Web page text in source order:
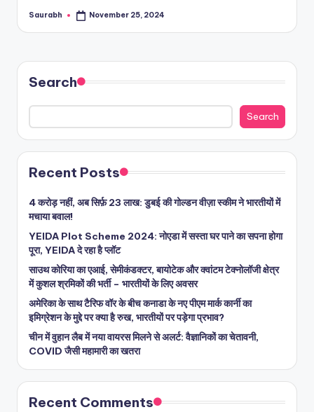
Posted
Saurabh November 25, 2024
Search
Search
Recent Posts
4 करोड़ नहीं, अब सिर्फ़ 23 लाख: डुबई की गोल्डन वीज़ा स्कीम ने भारतीयों में
मचाया बवाल!
YEIDA Plot Scheme 2024: नोएडा में सस्ता घर पाने का सपना होगा
पूरा, YEIDA दे रहा है प्लॉट
साउथ कोरिया का एआई, सेमीकंडक्टर, बायोटेक और क्वांटम टेक्नोलॉजी क्षेत्र
में कुशल श्रमिकों की भर्ती – भारतीयों के लिए अवसर
अमेरिका के साथ टैरिफ वॉर के बीच कनाडा के नए पीएम मार्क कार्नी का
इमिग्रेशन के मुद्दे पर क्या है रुख, भारतीयों पर पड़ेगा प्रभाव?
चीन में वुहान लैब में नया वायरस मिलने से अलर्ट: वैज्ञानिकों का चेतावनी,
COVID जैसी महामारी का खतरा
Recent Comments